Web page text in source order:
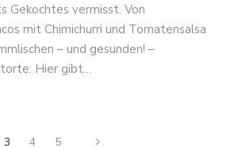
Gekochtes vermisst. Von
mit Chimichurri und Tomatensalsa
– und gesunden! –
Hier gibt…
3 4 5